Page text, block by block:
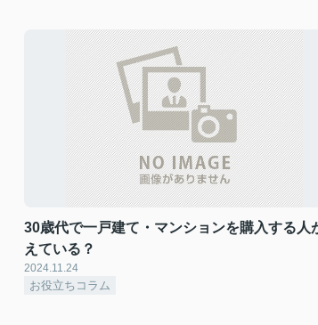
30歳代で一戸建て・マンションを購入する人
えている？
2024.11.24
お役立ちコラム